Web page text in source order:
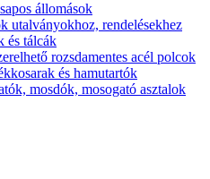
állomások
utalványokhoz, rendelésekhez
és tálcák
rozsdamentes acél polcok
és hamutartók
mosdók, mosogató asztalok